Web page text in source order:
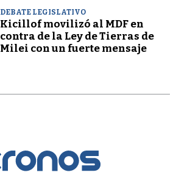
DEBATE LEGISLATIVO
Kicillof movilizó al MDF en
contra de la Ley de Tierras de
Milei con un fuerte mensaje